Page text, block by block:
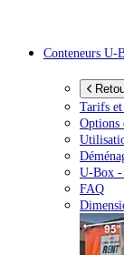
Conteneurs U-
Tarifs et
Options
U-Box -
FAQ